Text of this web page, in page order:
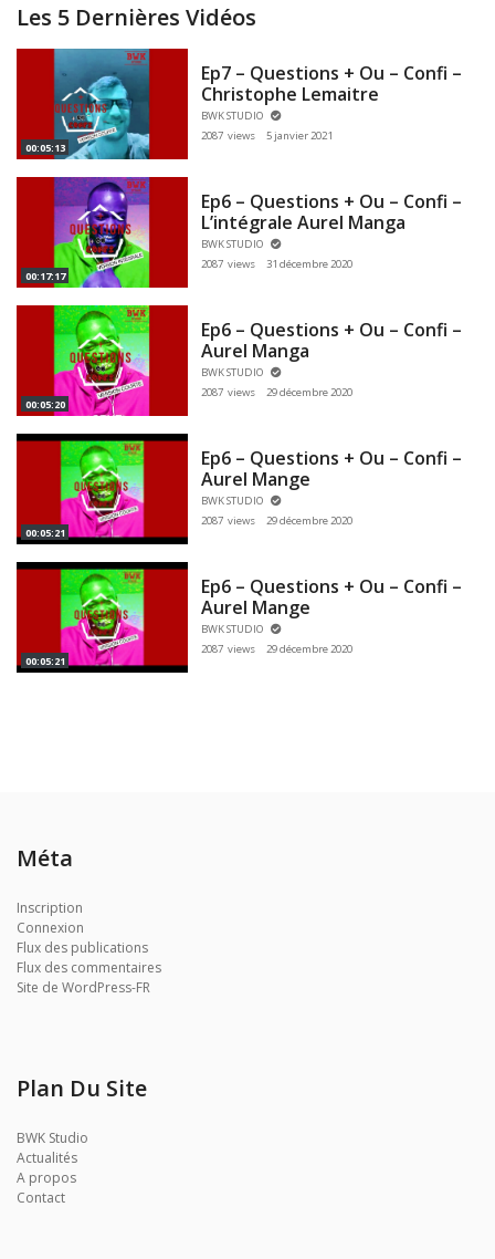
Les 5 Dernières Vidéos
00:05:13
Ep7 – Questions + Ou – Confi –
Christophe Lemaitre
BWK STUDIO
2087 views
5 janvier 2021
00:17:17
Ep6 – Questions + Ou – Confi –
L’intégrale Aurel Manga
BWK STUDIO
2087 views
31 décembre 2020
00:05:20
Ep6 – Questions + Ou – Confi –
Aurel Manga
BWK STUDIO
2087 views
29 décembre 2020
00:05:21
Ep6 – Questions + Ou – Confi –
Aurel Mange
BWK STUDIO
2087 views
29 décembre 2020
00:05:21
Ep6 – Questions + Ou – Confi –
Aurel Mange
BWK STUDIO
2087 views
29 décembre 2020
Méta
Inscription
Connexion
Flux des publications
Flux des commentaires
Site de WordPress-FR
Plan Du Site
BWK Studio
Actualités
A propos
Contact